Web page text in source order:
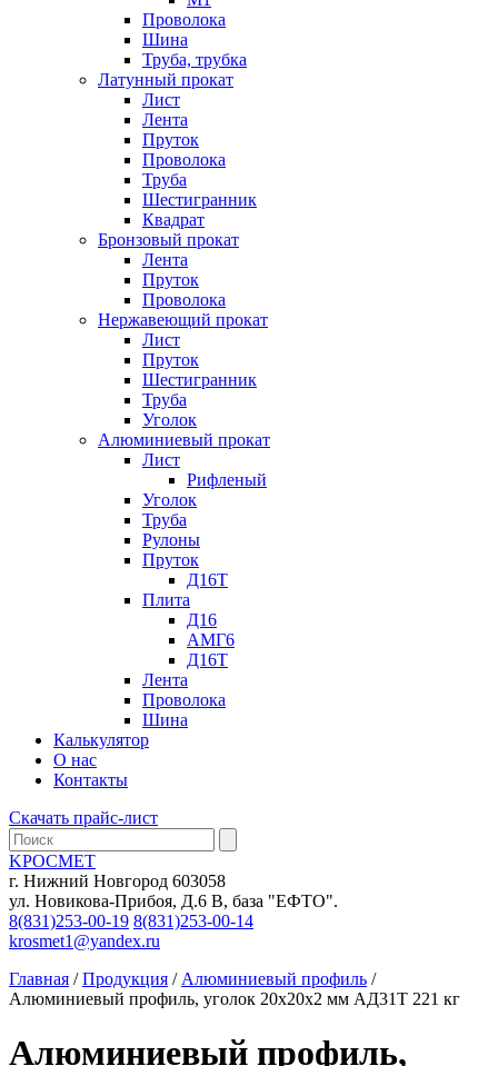
Проволока
Шина
Труба, трубка
Латунный прокат
Лист
Лента
Пруток
Проволока
Труба
Шестигранник
Квадрат
Бронзовый прокат
Лента
Пруток
Проволока
Нержавеющий прокат
Лист
Пруток
Шестигранник
Труба
Уголок
Алюминиевый прокат
Лист
Рифленый
Уголок
Труба
Рулоны
Пруток
Д16Т
Плита
Д16
АМГ6
Д16Т
Лента
Проволока
Шина
Калькулятор
О нас
Контакты
Скачать прайс-лист
KРОСМЕТ
г. Нижний Новгород 603058
ул. Новикова-Прибоя, Д.6 В, база "ЕФТО".
8(831)253-00-19 8(831)253-00-14
krosmet1@yandex.ru
Главная /Продукция / Алюминиевый профиль /
Алюминиевый профиль, уголок 20х20х2 мм АД31Т 221 кг
Алюминиевый профиль,